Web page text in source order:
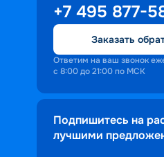
+7 495 877-
Заказать
Ответим на ваш звонок
с 8:00 до 21:00 по МСК
Подпишитесь на
лучшими